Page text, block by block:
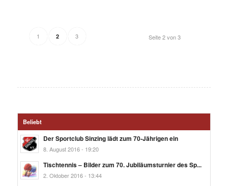
Seite 2 von 3
1 2 3
Beliebt
Der Sportclub Sinzing lädt zum 70-Jährigen ein
8. August 2016 - 19:20
Tischtennis – Bilder zum 70. Jubiläumsturnier des Sp...
2. Oktober 2016 - 13:44